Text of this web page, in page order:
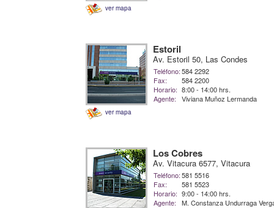
ver mapa
ver mapa
Estoril
Av. Estoril 50, Las Condes
Teléfono:584 2292
Fax:
584 2200
Horario: 8:00 - 14:00 hrs.
Agente:
Viviana Muñoz Lermanda
Los Cobres
Av. Vitacura 6577, Vitacura
Teléfono:581 5516
Fax:
581 5523
Horario: 9:00 - 14:00 hrs.
Agente:
M. Constanza Undurraga